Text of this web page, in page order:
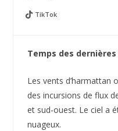
TikTok
Temps des dernières
Les vents d’harmattan
des incursions de flux
et sud-ouest. Le ciel a
nuageux.